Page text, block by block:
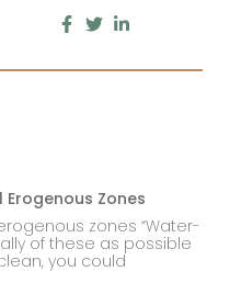
Erogenous Zones
zones “Water-
of these as possible
you could